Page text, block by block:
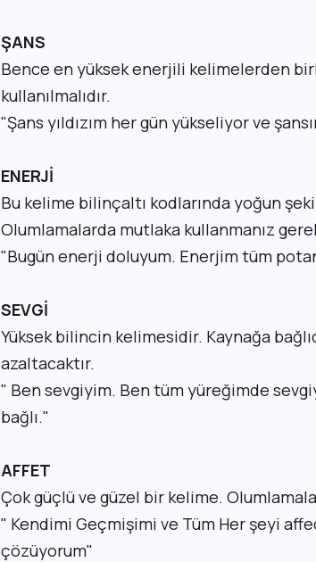
ŞANS
Bence en yüksek enerjili kelimelerden
kullanılmalıdır.
"Şans yıldızım her gün yükseliyor ve
ENERJİ
Bu kelime bilinçaltı kodlarında yoğun
Olumlamalarda mutlaka kullanmanız
"Bugün enerji doluyum. Enerjim tüm
SEVGİ
Yüksek bilincin kelimesidir. Kaynağa
azaltacaktır.
" Ben sevgiyim. Ben tüm yüreğimde
bağlı."
AFFET
Çok güçlü ve güzel bir kelime.
" Kendimi Geçmişimi ve Tüm Her şeyi
çözüyorum"